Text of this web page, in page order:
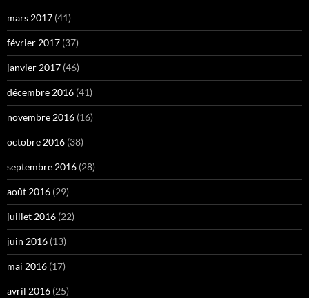
mars 2017 (41)
février 2017 (37)
janvier 2017 (46)
décembre 2016 (41)
novembre 2016 (16)
octobre 2016 (38)
septembre 2016 (28)
août 2016 (29)
juillet 2016 (22)
juin 2016 (13)
mai 2016 (17)
avril 2016 (25)